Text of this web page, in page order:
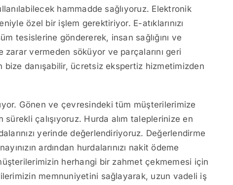
hammadde sağlıyoruz. Elektronik
özel bir işlem gerektiriyor. E-atıklarınızı
tesislerine göndererek, insan sağlığını ve
zarar vermeden söküyor ve parçalarını geri
bize danışabilir, ücretsiz ekspertiz hizmetimizden
Gönen ve çevresindeki tüm müşterilerimize
çalışıyoruz. Hurda alım taleplerinize en
yerinde değerlendiriyoruz. Değerlendirme
ardından hurdalarınızı nakit ödeme
herhangi bir zahmet çekmemesi için
memnuniyetini sağlayarak, uzun vadeli iş